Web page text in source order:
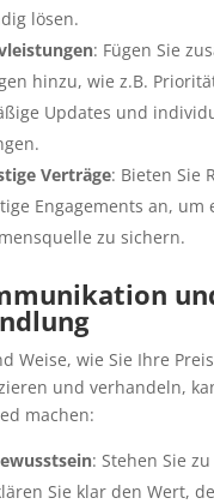
lösen.
: Fügen Sie
hinzu, wie z.B.
Updates und
Verträge: Bieten Sie
Engagements an, um
zu sichern.
Weise, wie Sie Ihre
und verhandeln,
machen:
: Stehen Sie
Sie klar den Wert,